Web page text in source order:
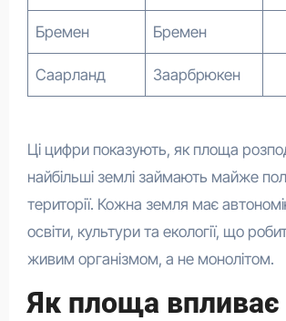
Бремен Бремен
Саарланд Заарбрюкен
Ці цифри показують, як площа
найбільші землі займають майже
території. Кожна земля має
освіти, культури та екології, що
живим організмом, а не монолітом.
Як площа впливає